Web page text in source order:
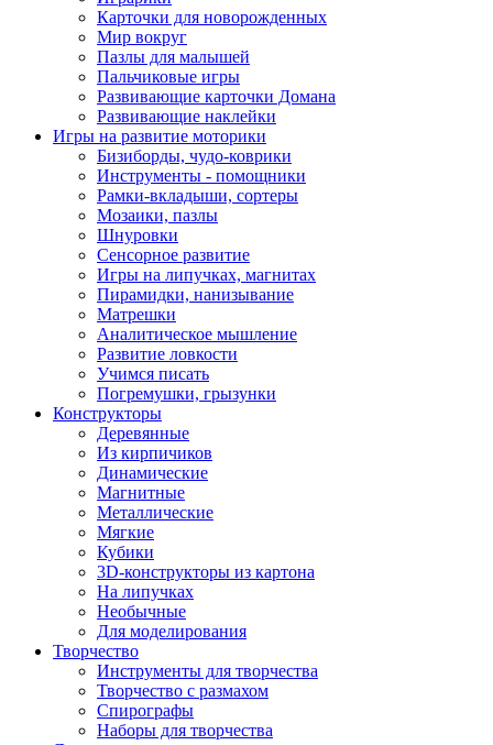
Карточки для новорожденных
Мир вокруг
Пазлы для малышей
Пальчиковые игры
Развивающие карточки Домана
Развивающие наклейки
Игры на развитие моторики
Бизиборды, чудо-коврики
Инструменты - помощники
Рамки-вкладыши, сортеры
Мозаики, пазлы
Шнуровки
Сенсорное развитие
Игры на липучках, магнитах
Пирамидки, нанизывание
Матрешки
Аналитическое мышление
Развитие ловкости
Учимся писать
Погремушки, грызунки
Конструкторы
Деревянные
Из кирпичиков
Динамические
Магнитные
Металлические
Мягкие
Кубики
3D-конструкторы из картона
На липучках
Необычные
Для моделирования
Творчество
Инструменты для творчества
Творчество с размахом
Спирографы
Наборы для творчества